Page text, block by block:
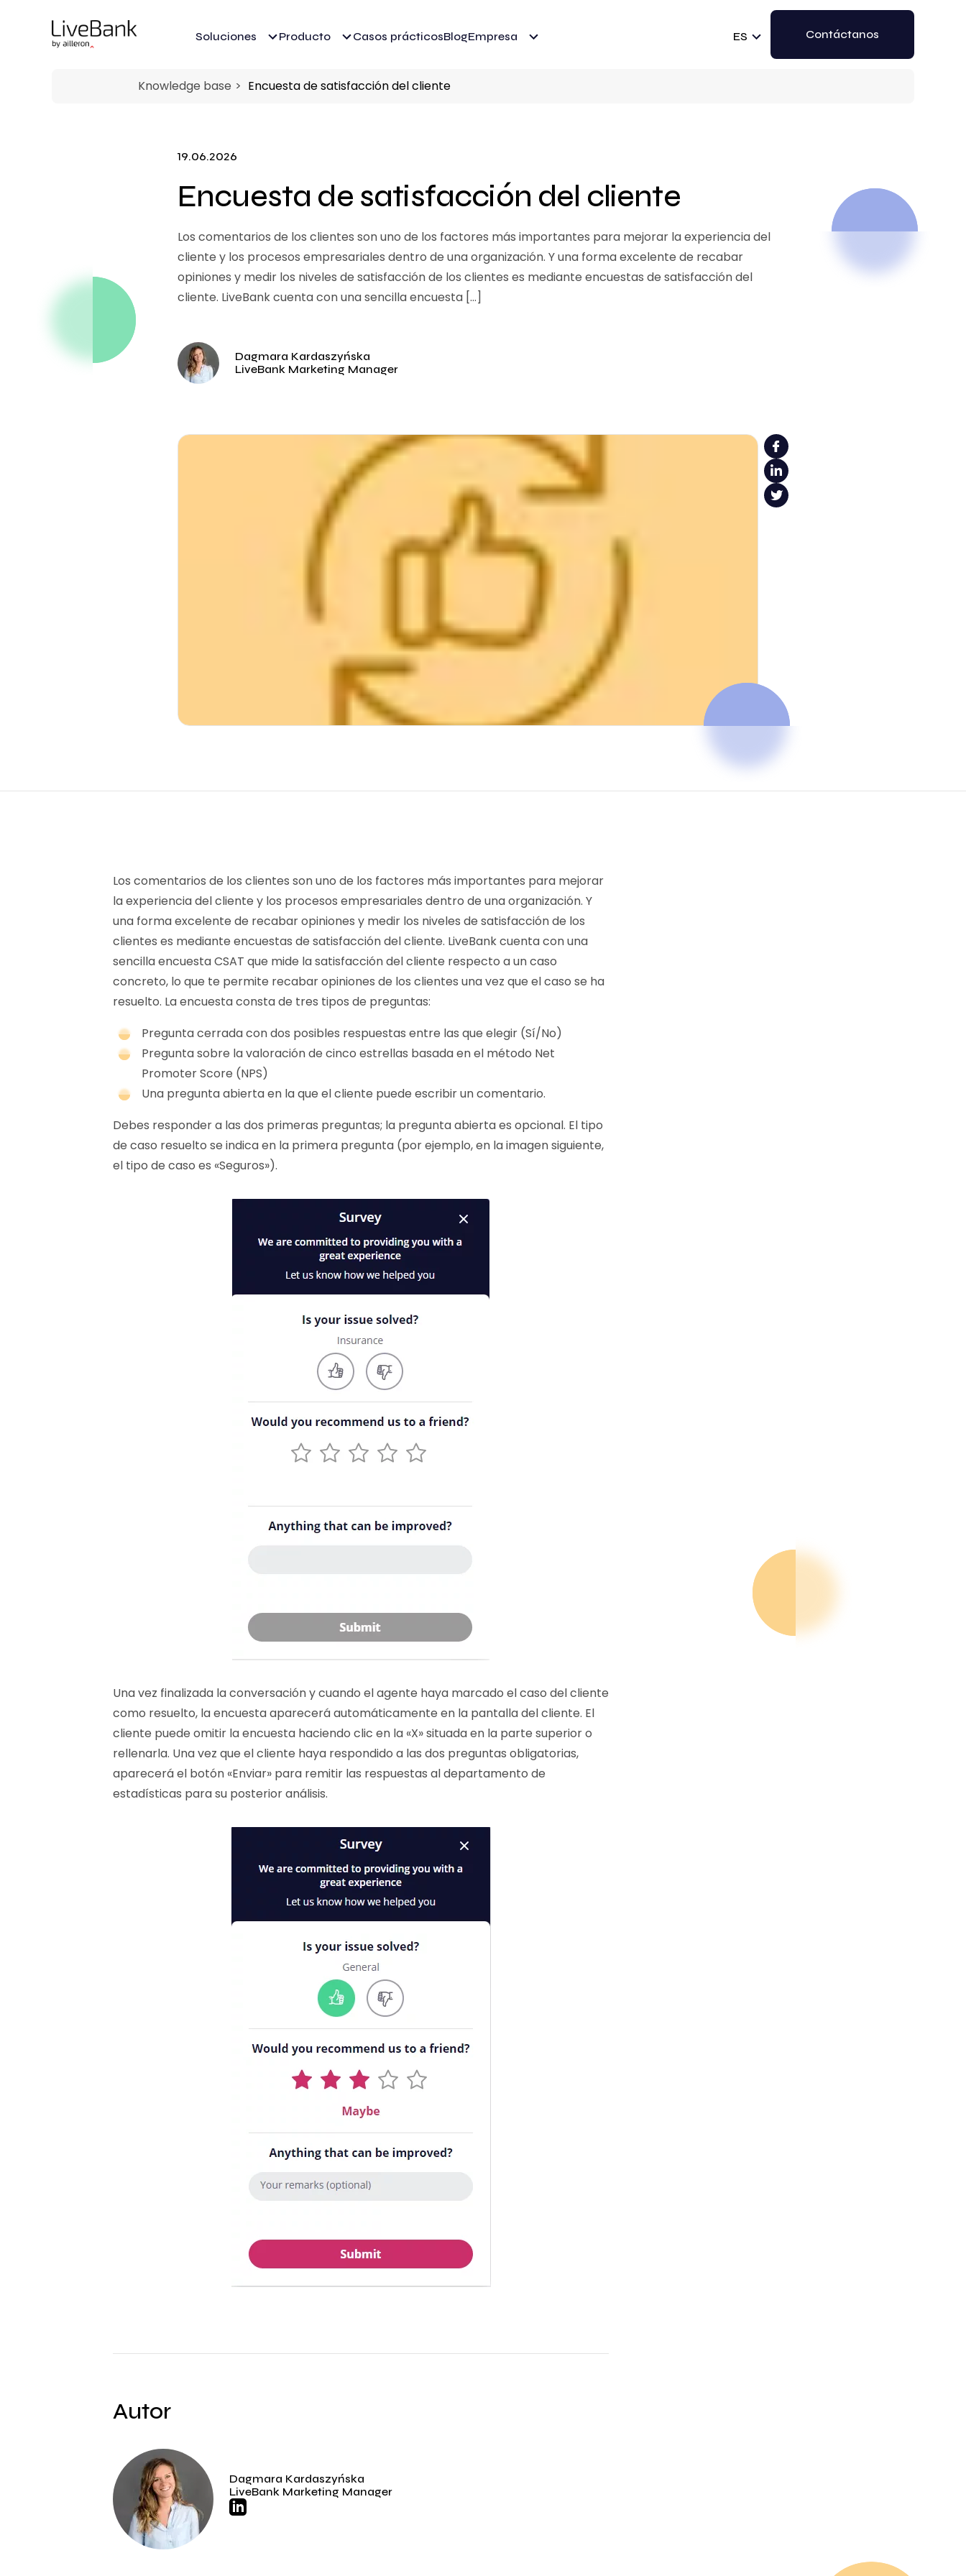
Soluciones Producto Casos prácticosBlogEmpresa ES Contáctanos
Knowledge base Encuesta de satisfacción del cliente
19.06.2026
Encuesta de satisfacción del cliente
Los comentarios de los clientes son uno de los factores más importantes para mejorar la experiencia del
cliente y los procesos empresariales dentro de una organización. Y una forma excelente de recabar
opiniones y medir los niveles de satisfacción de los clientes es mediante encuestas de satisfacción del
cliente. LiveBank cuenta con una sencilla encuesta […]
Dagmara Kardaszyńska
LiveBank Marketing Manager
Los comentarios de los clientes son uno de los factores más importantes para mejorar
la experiencia del cliente y los procesos empresariales dentro de una organización. Y
una forma excelente de recabar opiniones y medir los niveles de satisfacción de los
clientes es mediante encuestas de satisfacción del cliente. LiveBank cuenta con una
sencilla encuesta CSAT que mide la satisfacción del cliente respecto a un caso
concreto, lo que te permite recabar opiniones de los clientes una vez que el caso se ha
resuelto. La encuesta consta de tres tipos de preguntas:
Pregunta cerrada con dos posibles respuestas entre las que elegir (Sí/No)
Pregunta sobre la valoración de cinco estrellas basada en el método Net
Promoter Score (NPS)
Una pregunta abierta en la que el cliente puede escribir un comentario.
Debes responder a las dos primeras preguntas; la pregunta abierta es opcional. El tipo
de caso resuelto se indica en la primera pregunta (por ejemplo, en la imagen siguiente,
el tipo de caso es «Seguros»).
Una vez finalizada la conversación y cuando el agente haya marcado el caso del cliente
como resuelto, la encuesta aparecerá automáticamente en la pantalla del cliente. El
cliente puede omitir la encuesta haciendo clic en la «X» situada en la parte superior o
rellenarla. Una vez que el cliente haya respondido a las dos preguntas obligatorias,
aparecerá el botón «Enviar» para remitir las respuestas al departamento de
estadísticas para su posterior análisis.
Autor
Dagmara Kardaszyńska
LiveBank Marketing Manager